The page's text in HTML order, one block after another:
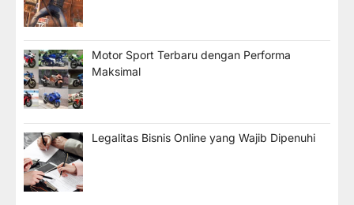
Motor Sport Terbaru dengan Performa
Maksimal
Legalitas Bisnis Online yang Wajib Dipenuhi